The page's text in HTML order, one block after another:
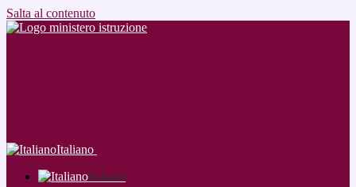
Salta al contenuto
Italiano
Italiano